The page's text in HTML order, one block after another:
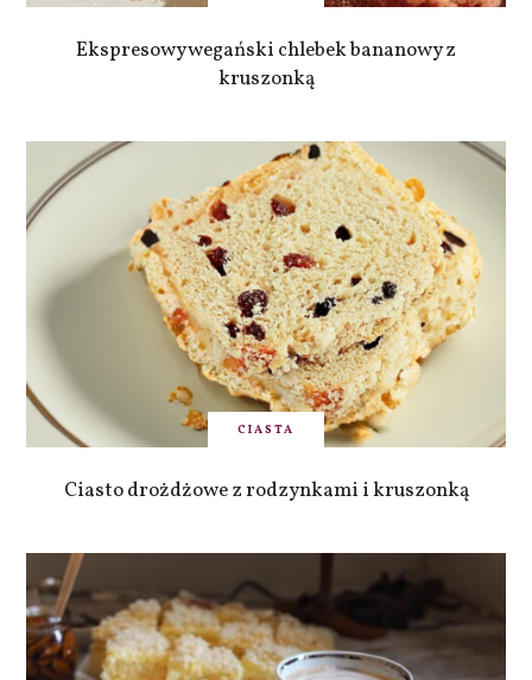
Ekspresowy wegański chlebek bananowy z
kruszonką
CIASTA
Ciasto drożdżowe z rodzynkami i kruszonką